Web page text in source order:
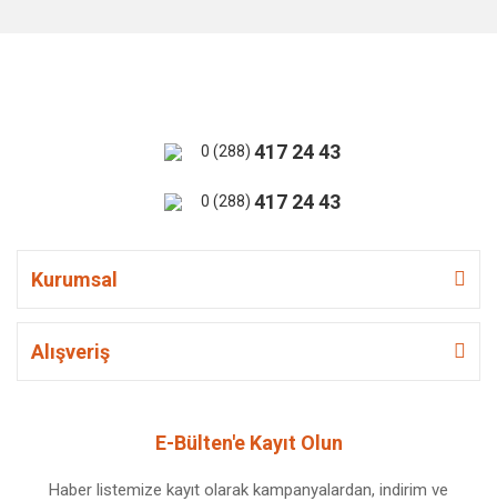
0 (288) 417 24 43
0 (288) 417 24 43
Kurumsal
Alışveriş
E-Bülten'e Kayıt Olun
Haber listemize kayıt olarak kampanyalardan, indirim ve